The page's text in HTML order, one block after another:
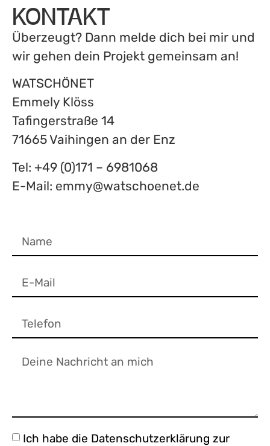
KONTAKT
Überzeugt? Dann melde dich bei mir und
wir gehen dein Projekt gemeinsam an!
WATSCHÖNET
Emmely Klöss
Tafingerstraße 14
71665 Vaihingen an der Enz
Tel: +49 (0)171 – 6981068
E-Mail: emmy@watschoenet.de
Ich habe die Datenschutzerklärung zur